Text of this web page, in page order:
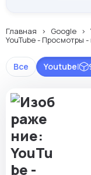
Главная Google
YouTube - Просмотры
Все Youtube|